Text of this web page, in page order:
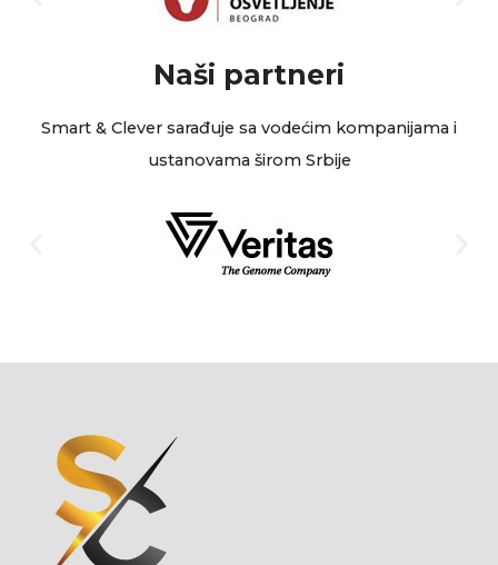
Naši partneri
Smart & Clever sarađuje sa vodećim kompanijama i
ustanovama širom Srbije